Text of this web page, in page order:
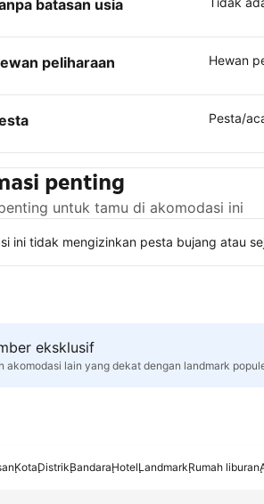
batasan usia
peliharaan Hewan
Pesta/
penting
untuk tamu di akomodasi ini
ini tidak mengizinkan pesta bujang atau
eksklusif
akomodasi lain yang dekat dengan landmark
KotaDistrikBandaraHotelLandmarkRumah liburan